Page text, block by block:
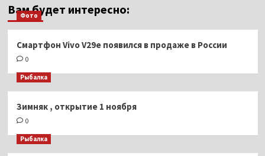
Вам будет интересно:
Фото
Смартфон Vivo V29e появился в продаже в России
0
Рыбалка
Зимняк , открытие 1 ноября
0
Рыбалка